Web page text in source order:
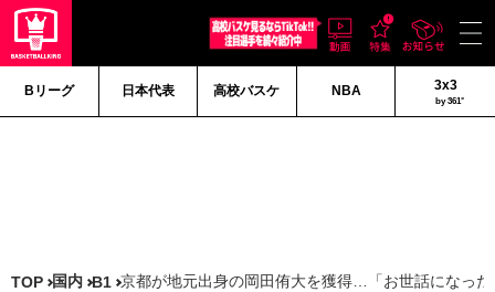
Bリーグ 日本代表 高校バスケ NBA 3x3
by 361°
TOP 国内 B1 京都が地元出身の岡田侑大を獲得…「お世話になっ